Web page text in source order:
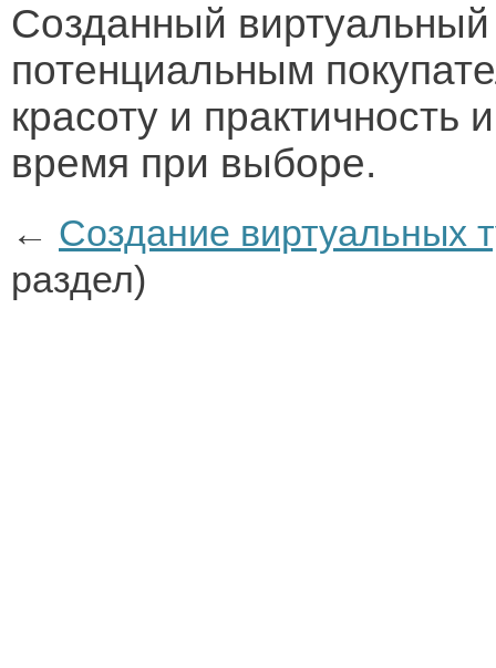
Созданный
потенциальным
красоту и практичность
время при выборе.
← Создание виртуальных
раздел)